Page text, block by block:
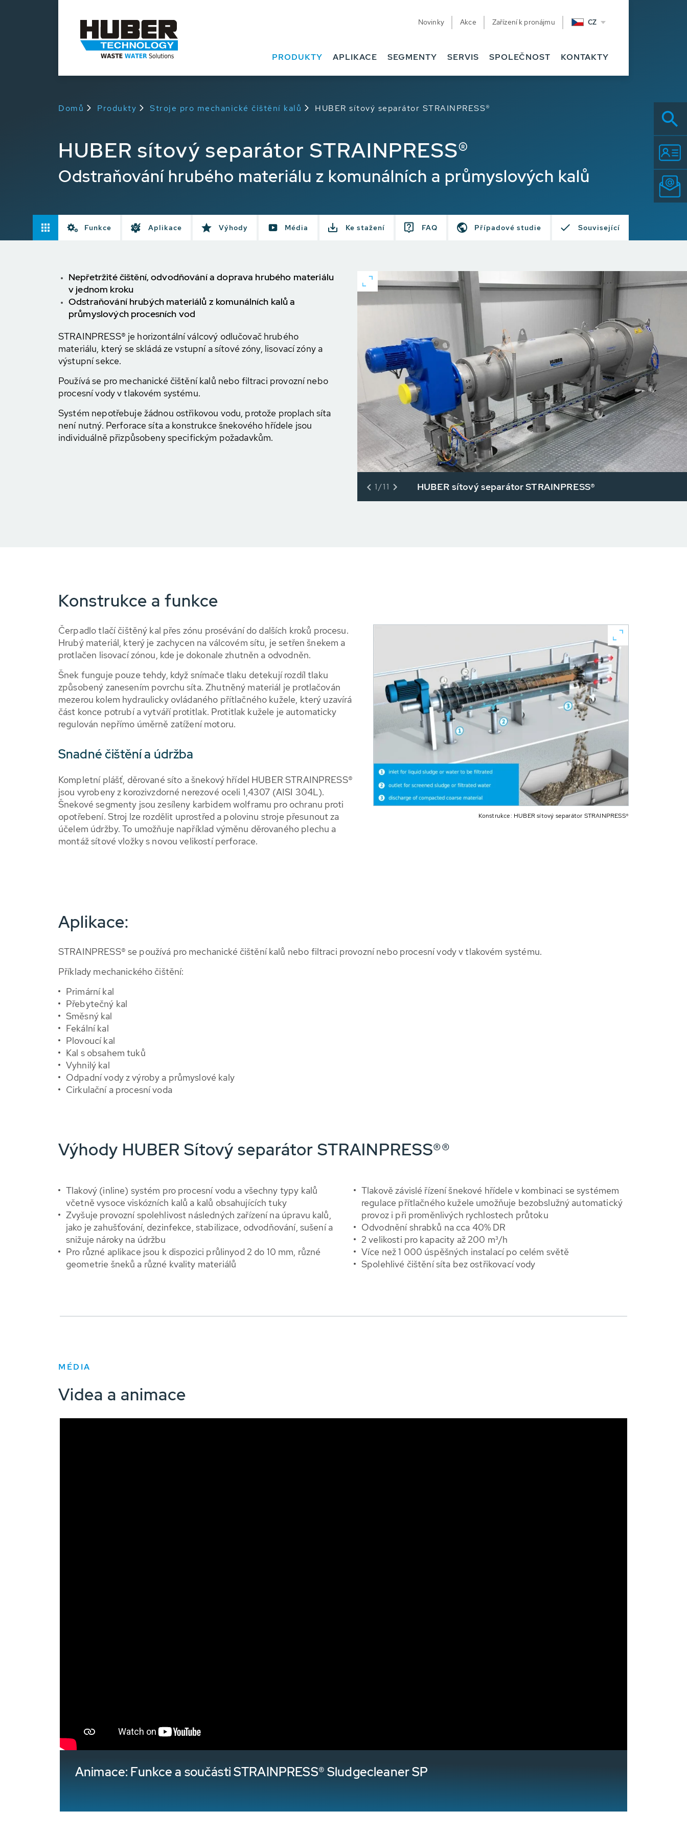
Novinky Akce Zařízení k pronájmu CZ
PRODUKTY APLIKACE SEGMENTY SERVIS SPOLEČNOST KONTAKTY
Domů Produkty Stroje pro mechanické čištění kalů HUBER sítový separátor STRAINPRESS®
HUBER sítový separátor STRAINPRESS®
Odstraňování hrubého materiálu z komunálních a průmyslových kalů
Funkce Aplikace Výhody Média Ke stažení FAQ Případové studie Související
Nepřetržité čištění, odvodňování a doprava hrubého materiálu
v jednom kroku
Odstraňování hrubých materiálů z komunálních kalů a
průmyslových procesních vod
STRAINPRESS® je horizontální válcový odlučovač hrubého
materiálu, který se skládá ze vstupní a sítové zóny, lisovací zóny a
výstupní sekce.
Používá se pro mechanické čištění kalů nebo filtraci provozní nebo
procesní vody v tlakovém systému.
Systém nepotřebuje žádnou ostřikovou vodu, protože proplach síta
není nutný. Perforace síta a konstrukce šnekového hřídele jsou
individuálně přizpůsobeny specifickým požadavkům.
HUBER sítový separátor STRAINPRESS®
1/11
Konstrukce a funkce
Konstrukce: HUBER sítový separátor STRAINPRESS®
Čerpadlo tlačí čištěný kal přes zónu prosévání do dalších kroků procesu.
Hrubý materiál, který je zachycen na válcovém sítu, je setřen šnekem a
protlačen lisovací zónou, kde je dokonale zhutněn a odvodněn.
Šnek funguje pouze tehdy, když snímače tlaku detekují rozdíl tlaku
způsobený zanesením povrchu síta. Zhutněný materiál je protlačován
mezerou kolem hydraulicky ovládaného přítlačného kužele, který uzavírá
část konce potrubí a vytváří protitlak. Protitlak kužele je automaticky
regulován nepřímo úměrně zatížení motoru.
Snadné čištění a údržba
Kompletní plášť, děrované síto a šnekový hřídel HUBER STRAINPRESS®
jsou vyrobeny z korozivzdorné nerezové oceli 1,4307 (AISI 304L).
Šnekové segmenty jsou zesíleny karbidem wolframu pro ochranu proti
opotřebení. Stroj lze rozdělit uprostřed a polovinu stroje přesunout za
účelem údržby. To umožňuje například výměnu děrovaného plechu a
montáž sítové vložky s novou velikostí perforace.
Aplikace:
STRAINPRESS® se používá pro mechanické čištění kalů nebo filtraci provozní nebo procesní vody v tlakovém systému.
Příklady mechanického čištění:
Primární kal
Přebytečný kal
Směsný kal
Fekální kal
Plovoucí kal
Kal s obsahem tuků
Vyhnilý kal
Odpadní vody z výroby a průmyslové kaly
Cirkulační a procesní voda
Výhody HUBER Sítový separátor STRAINPRESS®®
Tlakový (inline) systém pro procesní vodu a všechny typy kalů
včetně vysoce viskózních kalů a kalů obsahujících tuky
Zvyšuje provozní spolehlivost následných zařízení na úpravu kalů,
jako je zahušťování, dezinfekce, stabilizace, odvodňování, sušení a
snižuje nároky na údržbu
Pro různé aplikace jsou k dispozici průlinyod 2 do 10 mm, různé
geometrie šneků a různé kvality materiálů
Tlakově závislé řízení šnekové hřídele v kombinaci se systémem
regulace přítlačného kužele umožňuje bezobslužný automatický
provoz i při proměnlivých rychlostech průtoku
Odvodnění shrabků na cca 40% DR
2 velikosti pro kapacity až 200 m³/h
Více než 1 000 úspěšných instalací po celém světě
Spolehlivé čištění síta bez ostřikovací vody
MÉDIA
Videa a animace
Animace: Funkce a součásti STRAINPRESS® Sludgecleaner SP